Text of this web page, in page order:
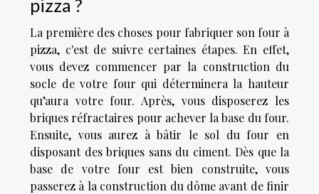
pizza ?
La première des choses pour fabriquer son four à
pizza, c'est de suivre certaines étapes. En effet,
vous devez commencer par la construction du
socle de votre four qui déterminera la hauteur
qu’aura votre four. Après, vous disposerez les
briques réfractaires pour achever la base du four.
Ensuite, vous aurez à bâtir le sol du four en
disposant des briques sans du ciment. Dès que la
base de votre four est bien construite, vous
passerez à la construction du dôme avant de finir